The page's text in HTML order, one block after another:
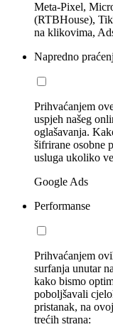
Meta-Pixel,
(RTBHouse),
na klikovima,
Napredno
Prihvaćanjem
uspjeh našeg
oglašavanja.
šifrirane osobne
usluga ukoliko
Google Ads
Performanse
Prihvaćanjem
surfanja unutar
kako bismo
poboljšavali
pristanak, na
trećih strana: